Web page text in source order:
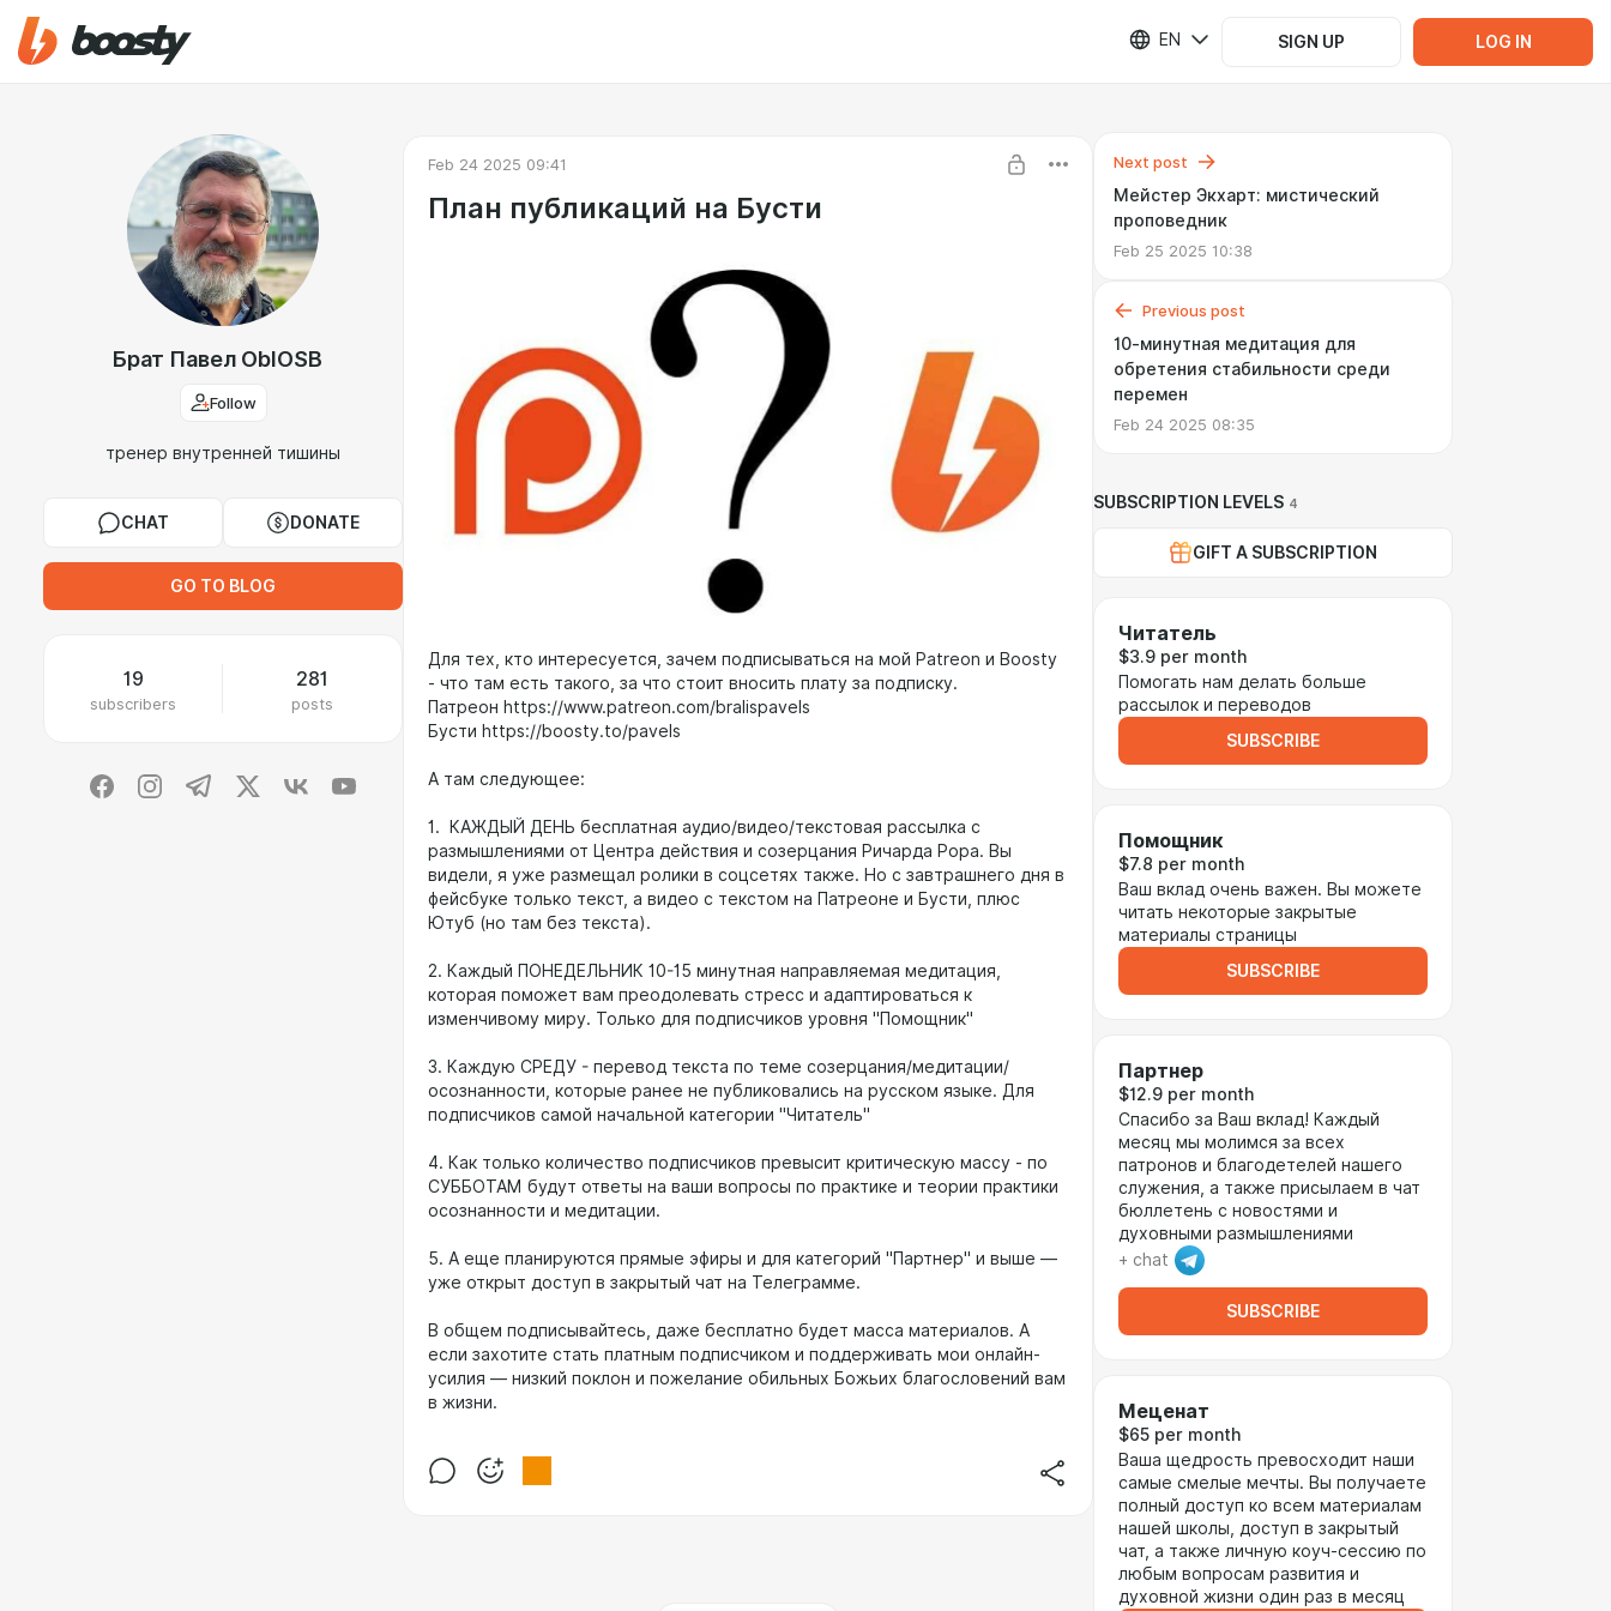
EN SIGN UP LOG IN
Брат Павел OblOSB
Follow
тренер внутренней тишины
CHAT DONATE
GO TO BLOG
19
subscribers
281
posts
Feb 24 2025 09:41
План публикаций на Бусти
Для тех, кто интересуется, зачем подписываться на мой Patreon и Boosty
- что там есть такого, за что стоит вносить плату за подписку.
Патреон https://www.patreon.com/bralispavels
Бусти https://boosty.to/pavels
А там следующее:
1. КАЖДЫЙ ДЕНЬ бесплатная аудио/видео/текстовая рассылка с
размышлениями от Центра действия и созерцания Ричарда Рора. Вы
видели, я уже размещал ролики в соцсетях также. Но с завтрашнего дня в
фейсбуке только текст, а видео с текстом на Патреоне и Бусти, плюс
Ютуб (но там без текста).
2. Каждый ПОНЕДЕЛЬНИК 10-15 минутная направляемая медитация,
которая поможет вам преодолевать стресс и адаптироваться к
изменчивому миру. Только для подписчиков уровня "Помощник"
3. Каждую СРЕДУ - перевод текста по теме созерцания/медитации/
осознанности, которые ранее не публиковались на русском языке. Для
подписчиков самой начальной категории "Читатель"
4. Как только количество подписчиков превысит критическую массу - по
СУББОТАМ будут ответы на ваши вопросы по практике и теории практики
осознанности и медитации.
5. А еще планируются прямые эфиры и для категорий "Партнер" и выше —
уже открыт доступ в закрытый чат на Телеграмме.
В общем подписывайтесь, даже бесплатно будет масса материалов. А
если захотите стать платным подписчиком и поддерживать мои онлайн-
усилия — низкий поклон и пожелание обильных Божьих благословений вам
в жизни.
Next post
Мейстер Экхарт: мистический
проповедник
Feb 25 2025 10:38
Previous post
10-минутная медитация для
обретения стабильности среди
перемен
Feb 24 2025 08:35
SUBSCRIPTION LEVELS 4
GIFT A SUBSCRIPTION
Читатель
$3.9 per month
Помогать нам делать больше
рассылок и переводов
SUBSCRIBE
Помощник
$7.8 per month
Ваш вклад очень важен. Вы можете
читать некоторые закрытые
материалы страницы
SUBSCRIBE
Партнер
$12.9 per month
Спасибо за Ваш вклад! Каждый
месяц мы молимся за всех
патронов и благодетелей нашего
служения, а также присылаем в чат
бюллетень с новостями и
духовными размышлениями
+ chat
SUBSCRIBE
Меценат
$65 per month
Ваша щедрость превосходит наши
самые смелые мечты. Вы получаете
полный доступ ко всем материалам
нашей школы, доступ в закрытый
чат, а также личную коуч-сессию по
любым вопросам развития и
духовной жизни один раз в месяц